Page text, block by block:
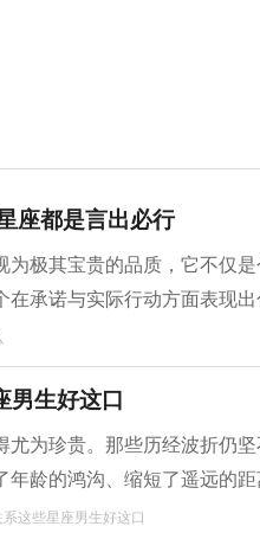
座都是言出必行
为极其宝贵的品质，它不仅
在承诺与实际行动方面表现
男生好这口
为珍贵。那些历经波折仍
年龄的鸿沟、缩短了遥远的
这些星座男生好这口